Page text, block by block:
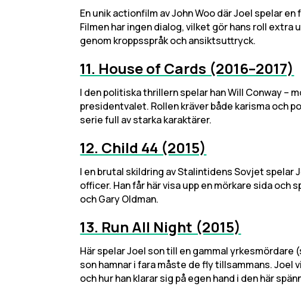
En unik actionfilm av John Woo där Joel spelar
Filmen har ingen dialog, vilket gör hans roll
genom kroppsspråk och ansiktsuttryck.
11. House of Cards (2016–2017)
I den politiska thrillern spelar han Will Conway –
presidentvalet. Rollen kräver både karisma och
serie full av starka karaktärer.
12. Child 44 (2015)
I en brutal skildring av Stalintidens Sovjet spelar
officer. Han får här visa upp en mörkare sida och
och Gary Oldman.
13. Run All Night (2015)
Här spelar Joel son till en gammal yrkesmördare
son hamnar i fara måste de fly tillsammans. Joel
och hur han klarar sig på egen hand i den här